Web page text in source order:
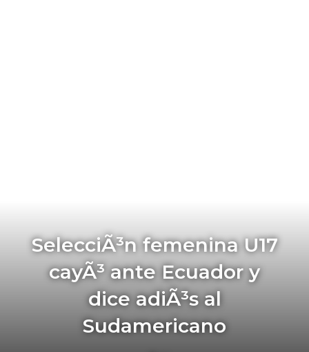
SelecciÃ³n femenina U17
cayÃ³ ante Ecuador y
dice adiÃ³s al
Sudamericano